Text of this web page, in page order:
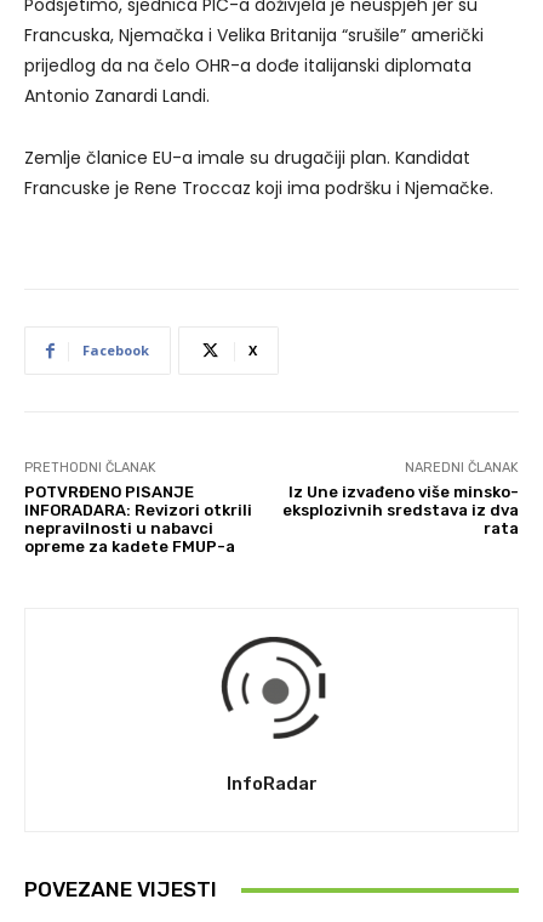
Podsjetimo, sjednica PIC-a doživjela je neuspjeh jer su
Francuska, Njemačka i Velika Britanija “srušile” američki
prijedlog da na čelo OHR-a dođe italijanski diplomata
Antonio Zanardi Landi.
Zemlje članice EU-a imale su drugačiji plan. Kandidat
Francuske je Rene Troccaz koji ima podršku i Njemačke.
Facebook X
PRETHODNI ČLANAK
POTVRĐENO PISANJE
INFORADARA: Revizori otkrili
nepravilnosti u nabavci
opreme za kadete FMUP-a
NAREDNI ČLANAK
Iz Une izvađeno više minsko-
eksplozivnih sredstava iz dva
rata
InfoRadar
POVEZANE VIJESTI